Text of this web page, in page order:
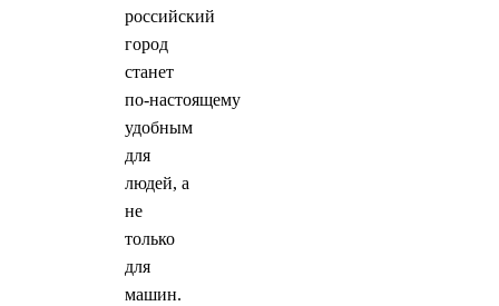
российский
город
станет
по‑настоящему
удобным
для
людей, а
не
только
для
машин.